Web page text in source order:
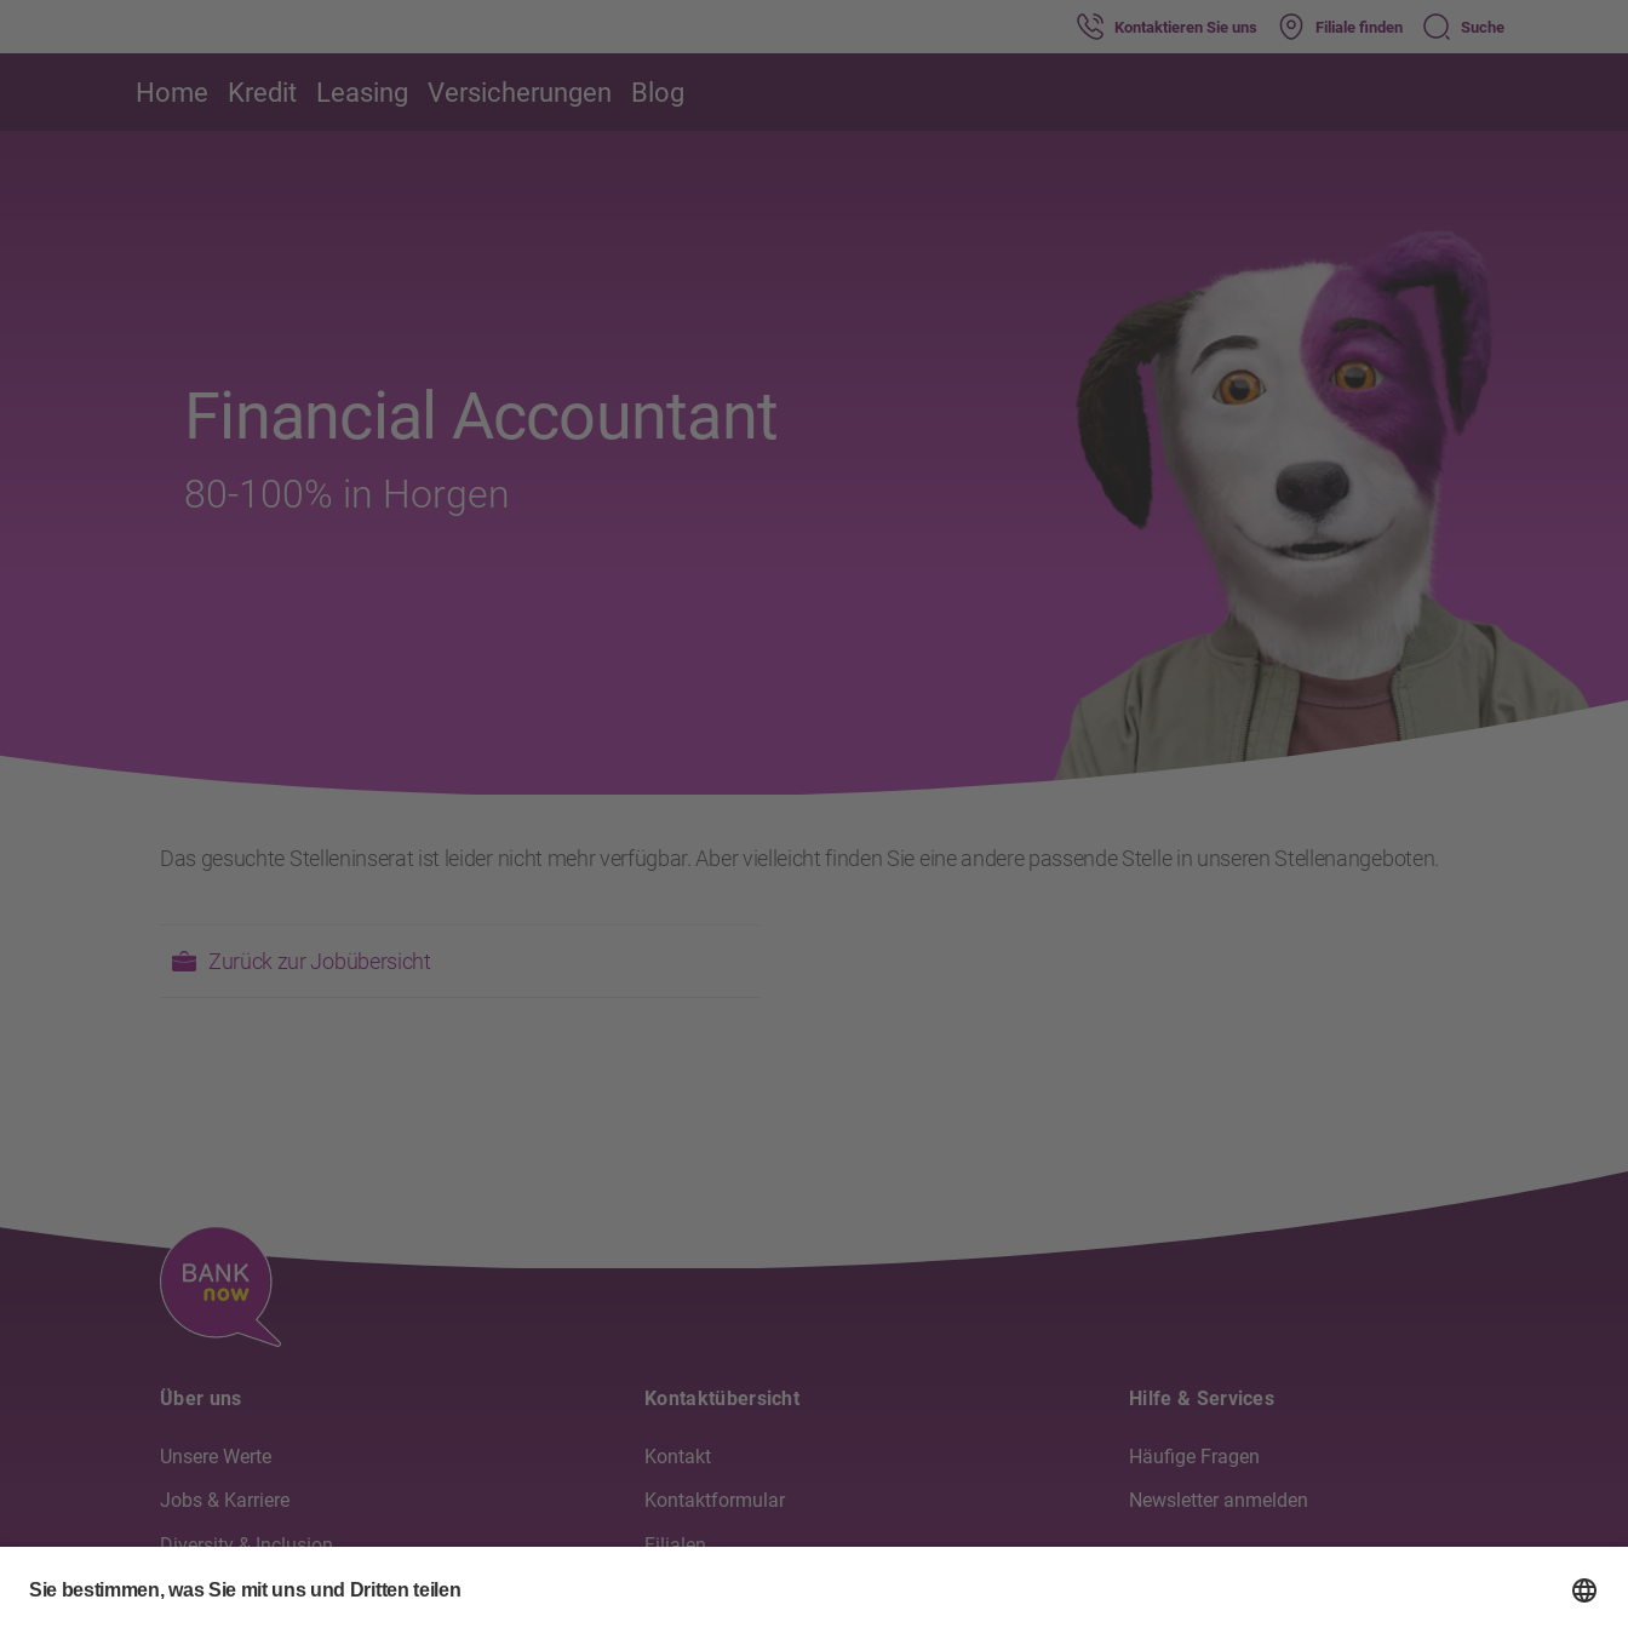
Kontaktieren Sie uns Filiale finden Suche
Home Kredit Leasing Versicherungen Blog
Financial Accountant
80-100% in Horgen
Das gesuchte Stelleninserat ist leider nicht mehr verfügbar. Aber vielleicht finden Sie eine andere passende Stelle in unseren Stellenangeboten.
Zurück zur Jobübersicht
Über uns
Unsere Werte
Jobs & Karriere
Diversity & Inclusion
Verwaltung & Geschäftsleitung
Kontaktübersicht
Kontakt
Kontaktformular
Filialen
Hilfe & Services
Häufige Fragen
Newsletter anmelden